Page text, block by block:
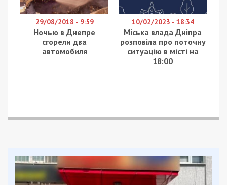
Згідно з договором, компанія “Східбуд” має
виконати капітальний ремонт укриття,
включаючи загальнобудівельні роботи,
гідроізоляцію фундаментів, заміну дверей,
теплоізоляцію, інженерні мережі, протипожежні
Асфальтобетон дрібнозернистий типу Б
марки 1 оцінено в 12 600 грн/т, що